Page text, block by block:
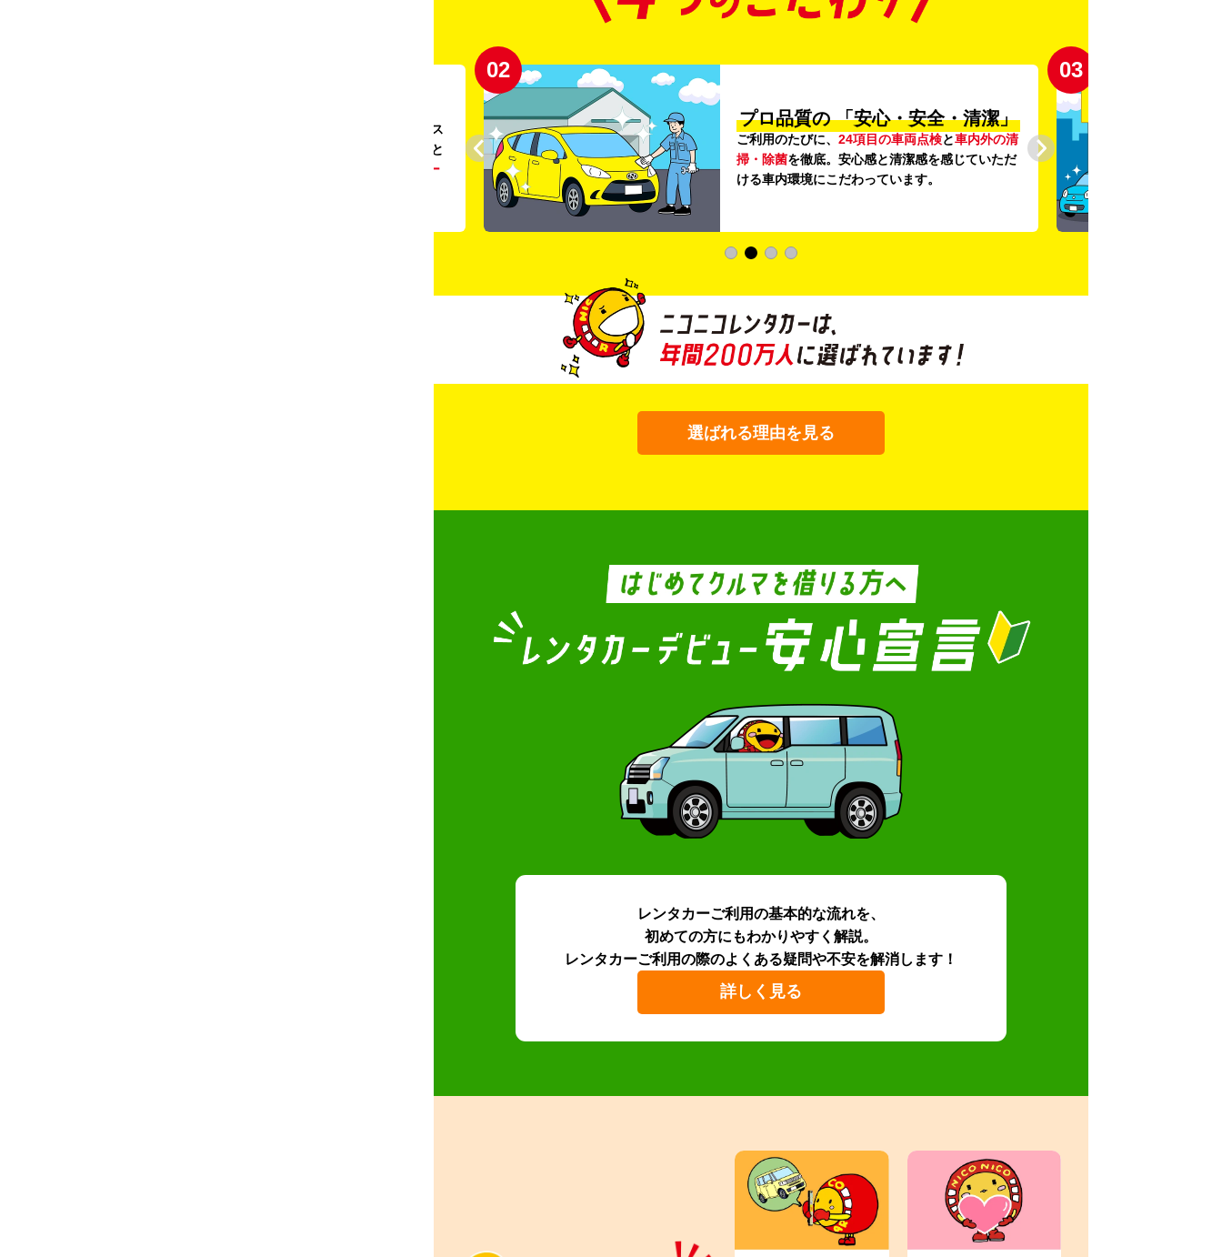
。ガソリンス
タンドや整備工場の既存インフラを活用すること
リー
02
プロ品質の 「安心・安全・清潔」
ご利用のたびに、 24項目の車両点検と車内外の清
掃・除菌を徹底。安心感と清潔感を感じていただ
ける車内環境にこだわっています。
03
選ばれる理由を見る
レンタカーご利用の基本的な流れを、
初めての方にもわかりやすく解説。
レンタカーご利用の際のよくある疑問や不安を解消します！
詳しく見る